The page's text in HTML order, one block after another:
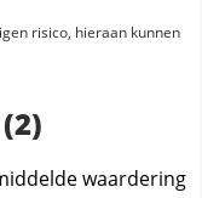
risico, hieraan kunnen
waardering